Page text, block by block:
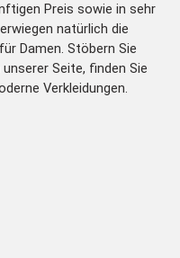
Preis sowie in sehr
natürlich die
Damen. Stöbern Sie
Seite, finden Sie
Verkleidungen.